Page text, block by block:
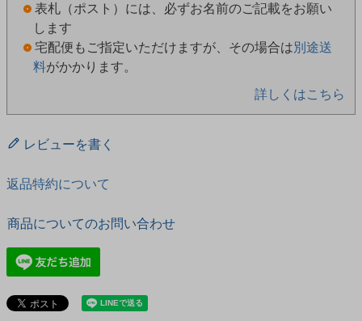
表札（ポスト）には、必ずお名前のご記載をお願い
します
宅配便もご指定いただけますが、その場合は別途送
料がかかります。
詳しくはこちら
レビューを書く
返品特約について
商品についてのお問い合わせ